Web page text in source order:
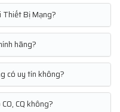
Bị Mạng?
hãng?
có uy tín không?
CQ không?